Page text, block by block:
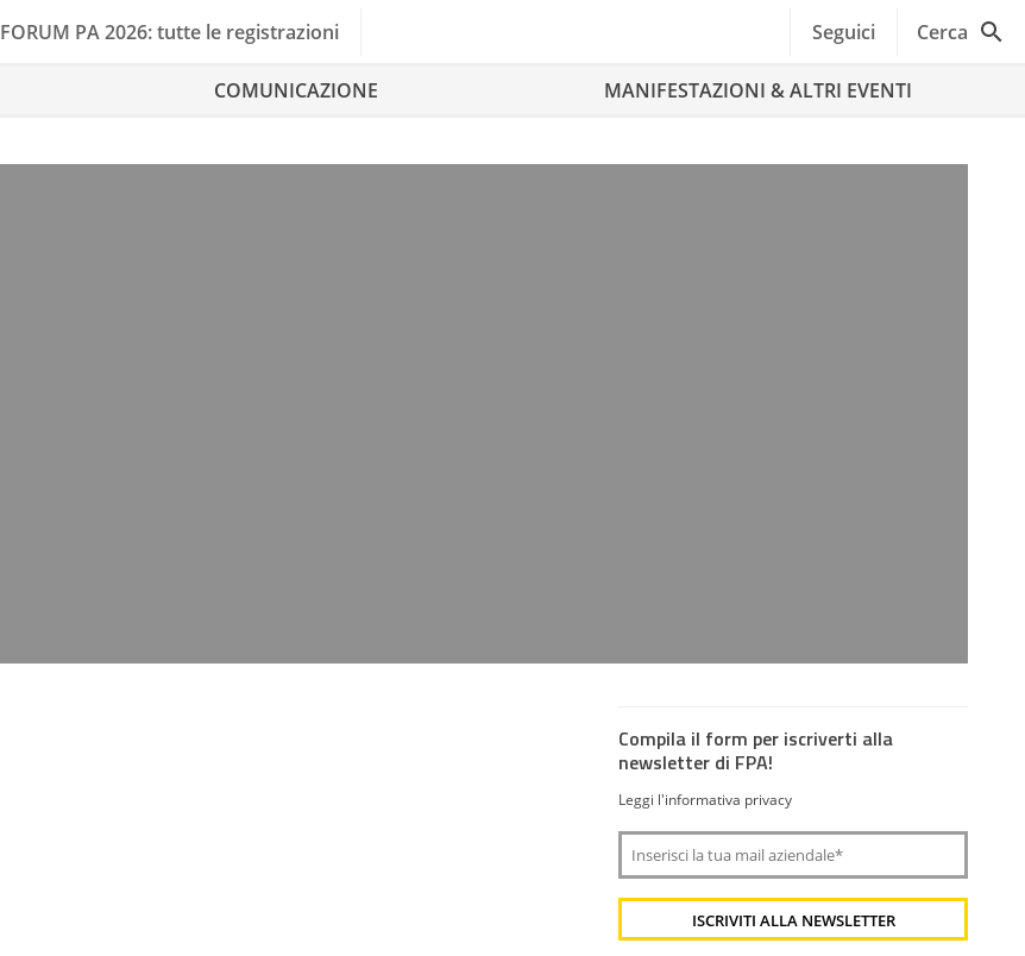
FORUM PA 2026: tutte le registrazioni Seguici Cerca
COMUNICAZIONE MANIFESTAZIONI & ALTRI EVENTI
Compila il form per iscriverti alla
newsletter di FPA!
Leggi l'informativa privacy